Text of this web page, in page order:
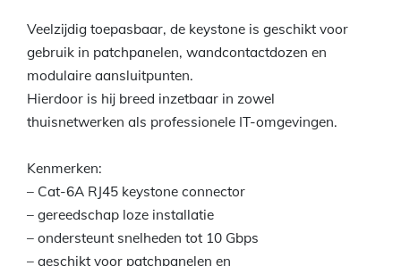
Veelzijdig toepasbaar, de keystone is geschikt voor
gebruik in patchpanelen, wandcontactdozen en
modulaire aansluitpunten.
Hierdoor is hij breed inzetbaar in zowel
thuisnetwerken als professionele IT-omgevingen.
Kenmerken:
– Cat-6A RJ45 keystone connector
– gereedschap loze installatie
– ondersteunt snelheden tot 10 Gbps
– geschikt voor patchpanelen en